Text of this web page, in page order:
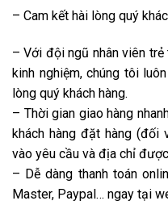
– Cam kết hài lòng quý
– Với đội ngũ nhân viên
kinh nghiệm, chúng tôi
lòng quý khách hàng.
– Thời gian giao hàng
khách hàng đặt hàng (đối
vào yêu cầu và địa chỉ
– Dễ dàng thanh toán
Master, Paypal… ngay tại